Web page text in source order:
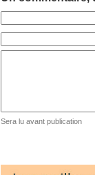
Sera lu avant publication